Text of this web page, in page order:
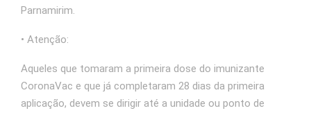
Parnamirim.
• Atenção:
Aqueles que tomaram a primeira dose do imunizante
CoronaVac e que já completaram 28 dias da primeira
aplicação, devem se dirigir até a unidade ou ponto de